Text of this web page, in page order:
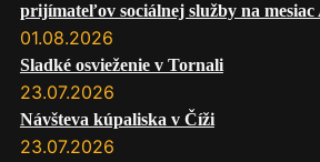
prijímateľov sociálnej služby na mesiac
01.08.2026
Sladké osvieženie v Tornali
23.07.2026
Návšteva kúpaliska v Číži
23.07.2026